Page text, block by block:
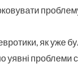
як уже
уявні